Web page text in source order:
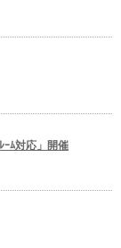
ｰﾑ対応」開催